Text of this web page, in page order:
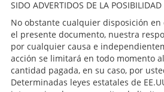
SIDO ADVERTIDOS DE LA
No obstante cualquier disposición
el presente documento, nuestra
por cualquier causa e
acción se limitará en todo momento
cantidad pagada, en su caso, por
Determinadas leyes estatales de